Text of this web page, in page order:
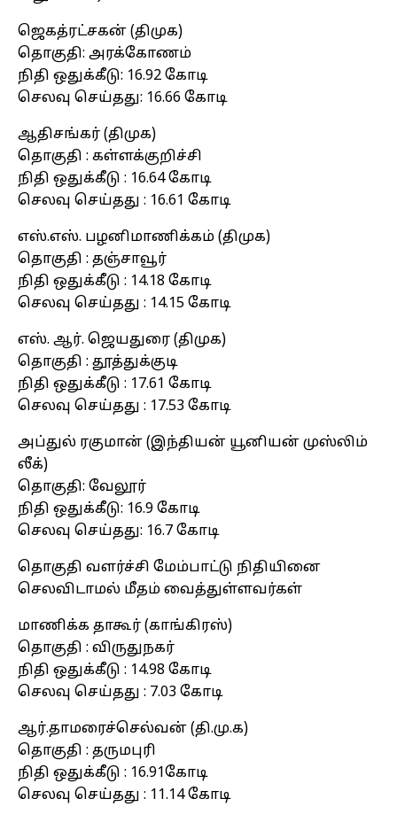
ஜெகத்ரட்சகன் (திமுக)
தொகுதி: அரக்கோணம்
நிதி ஒதுக்கீடு: 16.92 கோடி
செலவு செய்தது: 16.66 கோடி
ஆதிசங்கர் (திமுக)
தொகுதி : கள்ளக்குறிச்சி
நிதி ஒதுக்கீடு : 16.64 கோடி
செலவு செய்தது : 16.61 கோடி
எஸ்.எஸ். பழனிமாணிக்கம் (திமுக)
தொகுதி : தஞ்சாவூர்
நிதி ஒதுக்கீடு : 14.18 கோடி
செலவு செய்தது : 14.15 கோடி
எஸ். ஆர். ஜெயதுரை (திமுக)
தொகுதி : தூத்துக்குடி
நிதி ஒதுக்கீடு : 17.61 கோடி
செலவு செய்தது : 17.53 கோடி
அப்துல் ரகுமான் (இந்தியன் யூனியன் முஸ்லிம்
லீக்)
தொகுதி: வேலூர்
நிதி ஒதுக்கீடு: 16.9 கோடி
செலவு செய்தது: 16.7 கோடி
தொகுதி வளர்ச்சி மேம்பாட்டு நிதியினை
செலவிடாமல் மீதம் வைத்துள்ளவர்கள்
மாணிக்க தாகூர் (காங்கிரஸ்)
தொகுதி : விருதுநகர்
நிதி ஒதுக்கீடு : 14.98 கோடி
செலவு செய்தது : 7.03 கோடி
ஆர்.தாமரைச்செல்வன் (தி.மு.க)
தொகுதி : தருமபுரி
நிதி ஒதுக்கீடு : 16.91கோடி
செலவு செய்தது : 11.14 கோடி